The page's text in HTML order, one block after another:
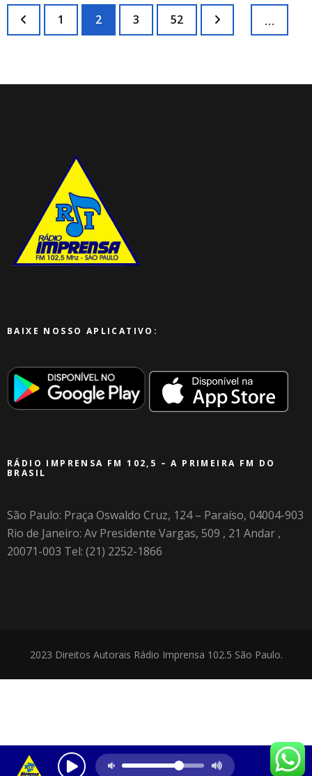
Paginação
de Página
1 Página
2 Página
3 …
Página
52
BAIXE NOSSO APLICATIVO:
RÁDIO IMPRENSA FM 102,5 – A PRIMEIRA FM DO
BRASIL
São Paulo: Praça Oswaldo Cruz, 124 – Paraíso, 04004-903
Rio de Janeiro: Av Presidente Vargas, 509 , 21 Andar ,
20071-003 Tel: (21) 2252-1866
2023 Direitos Autorais Rádio Imprensa 102.5 São Paulo.